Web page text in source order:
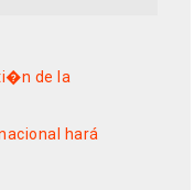
de la
hará